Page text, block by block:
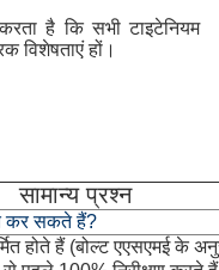
है कि सभी टाइटेनियम
विशेषताएं हों।
सामान्य प्रश्न
कर सकते हैं?
होते हैं (बोल्ट एएसएमई के